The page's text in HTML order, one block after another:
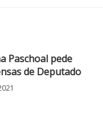
Paschoal pede
de Deputado